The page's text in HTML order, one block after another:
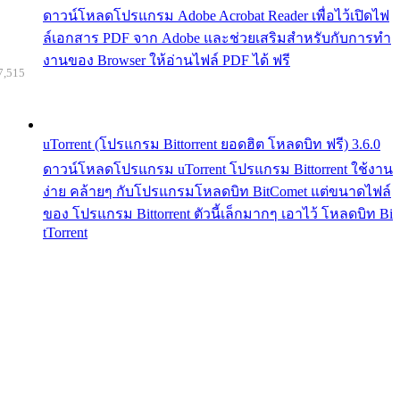
ดาวน์โหลดโปรแกรม Adobe Acrobat Reader เพื่อไว้เปิดไฟ
ล์เอกสาร PDF จาก Adobe และช่วยเสริมสำหรับกับการทำ
งานของ Browser ให้อ่านไฟล์ PDF ได้ ฟรี
uTorrent (โปรแกรม Bittorrent ยอดฮิต โหลดบิท ฟรี) 3.6.0
ดาวน์โหลดโปรแกรม uTorrent โปรแกรม Bittorrent ใช้งาน
ง่าย คล้ายๆ กับโปรแกรมโหลดบิท BitComet แต่ขนาดไฟล์
ของ โปรแกรม Bittorrent ตัวนี้เล็กมากๆ เอาไว้ โหลดบิท Bi
tTorrent